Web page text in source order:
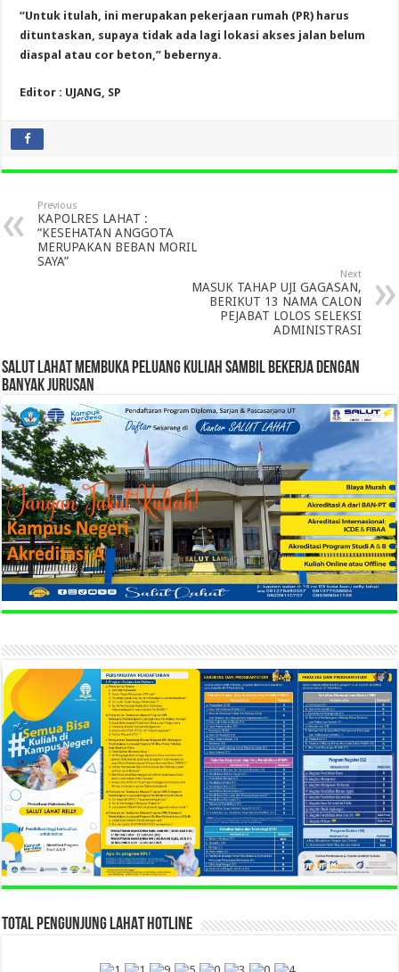
“Untuk itulah, ini merupakan pekerjaan rumah (PR) harus
dituntaskan, supaya tidak ada lagi lokasi akses jalan belum
diaspal atau cor beton,” bebernya.
Editor : UJANG, SP
Previous
KAPOLRES LAHAT :
“KESEHATAN ANGGOTA
MERUPAKAN BEBAN MORIL
SAYA”
Next
MASUK TAHAP UJI GAGASAN,
BERIKUT 13 NAMA CALON
PEJABAT LOLOS SELEKSI
ADMINISTRASI
SALUT LAHAT MEMBUKA PELUANG KULIAH SAMBIL BEKERJA DENGAN
BANYAK JURUSAN
TOTAL PENGUNJUNG LAHAT HOTLINE